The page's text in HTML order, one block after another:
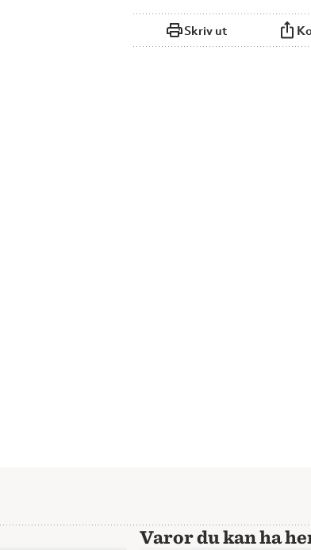
Skriv ut
Varor du kan ha